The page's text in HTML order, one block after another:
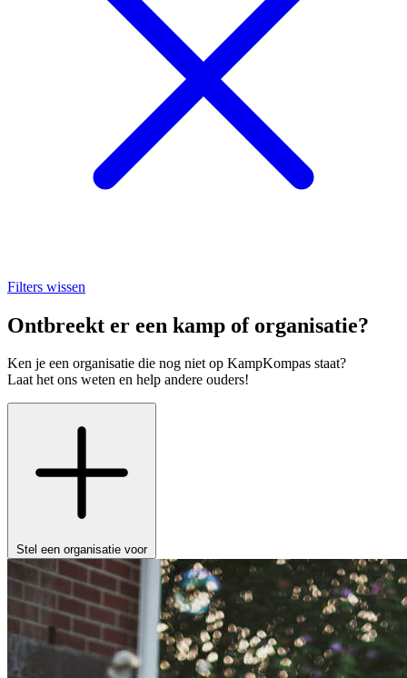
Filters wissen
Ontbreekt er een kamp of organisatie?
Ken je een organisatie die nog niet op KampKompas staat?
Laat het ons weten en help andere ouders!
Stel een organisatie voor